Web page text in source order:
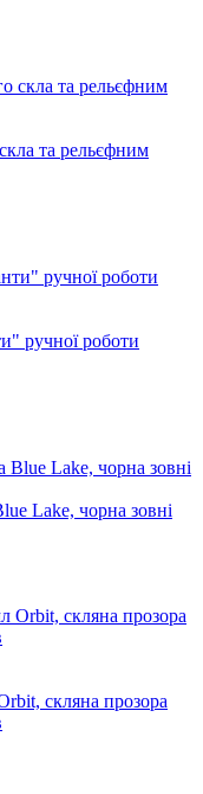
та рельєфним
ручної роботи
Lake, чорна зовні
скляна прозора